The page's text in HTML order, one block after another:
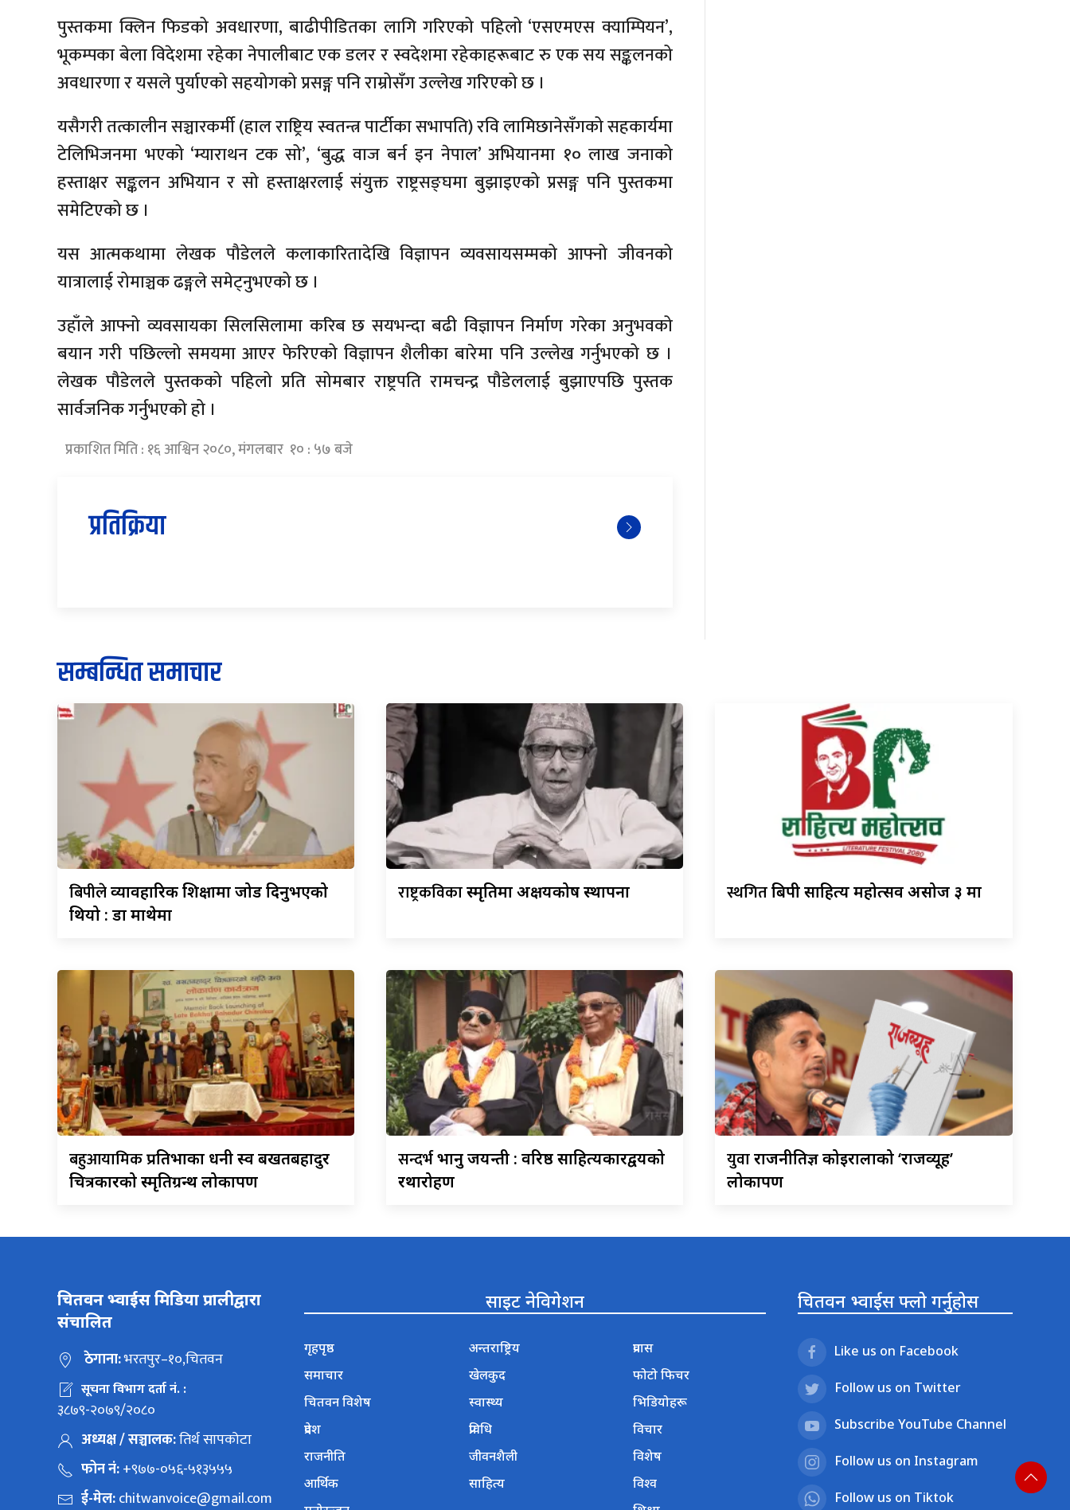
पुस्तकमा क्लिन फिडको अवधारणा, बाढीपीडितका लागि गरिएको पहिलो ‘एसएमएस क्याम्पियन’,
भूकम्पका बेला विदेशमा रहेका नेपालीबाट एक डलर र स्वदेशमा रहेकाहरूबाट रु एक सय सङ्कलनको
अवधारणा र यसले पुर्याएको सहयोगको प्रसङ्ग पनि राम्रोसँग उल्लेख गरिएको छ ।
यसैगरी तत्कालीन सञ्चारकर्मी (हाल राष्ट्रिय स्वतन्त्र पार्टीका सभापति) रवि लामिछानेसँगको सहकार्यमा
टेलिभिजनमा भएको ‘म्याराथन टक सो’, ‘बुद्ध वाज बर्न इन नेपाल’ अभियानमा १० लाख जनाको
हस्ताक्षर सङ्कलन अभियान र सो हस्ताक्षरलाई संयुक्त राष्ट्रसङ्घमा बुझाइएको प्रसङ्ग पनि पुस्तकमा
समेटिएको छ ।
यस आत्मकथामा लेखक पौडेलले कलाकारितादेखि विज्ञापन व्यवसायसम्मको आफ्नो जीवनको
यात्रालाई रोमाञ्चक ढङ्गले समेट्नुभएको छ ।
उहाँले आफ्नो व्यवसायका सिलसिलामा करिब छ सयभन्दा बढी विज्ञापन निर्माण गरेका अनुभवको
बयान गरी पछिल्लो समयमा आएर फेरिएको विज्ञापन शैलीका बारेमा पनि उल्लेख गर्नुभएको छ ।
लेखक पौडेलले पुस्तकको पहिलो प्रति सोमबार राष्ट्रपति रामचन्द्र पौडेललाई बुझाएपछि पुस्तक
सार्वजनिक गर्नुभएको हो ।
प्रकाशित मिति : १६ आश्विन २०८०, मंगलबार १० : ५७ बजे
प्रतिक्रिया
सम्बन्धित समाचार
बिपीलेव्यावहारिक शिक्षामा जोड दिनुभएको
थियो : डा माथेमा
राष्ट्रकविकास्मृतिमा अक्षयकोष स्थापना स्थगितबिपी साहित्य महोत्सव असोज ३ मा
बहुआयामिकप्रतिभाका धनी स्व बखतबहादुर
चित्रकारको स्मृतिग्रन्थ लोकार्पण
सन्दर्भभानु जयन्ती : वरिष्ठ साहित्यकारद्वयको
रथारोहण
युवाराजनीतिज्ञ कोइरालाको ‘राजव्यूह’
लोकार्पण
चितवन भ्वाईस मिडिया प्रालीद्वारा
संचालित
ठेगाना:भरतपुर–१०,चितवन
सूचना विभाग दर्ता नं. :
३८७९-२०७९/२०८०
अध्यक्ष / सञ्चालक:तिर्थ सापकोटा
फोन नं:+९७७-०५६-५१३५५५
ई-मेल:chitwanvoice@gmail.com
साइट नेविगेशन
गृहपृष्ठ
समाचार
चितवन विशेष
प्रदेश
राजनीति
आर्थिक
अन्तराष्ट्रिय
खेलकुद
स्वास्थ्य
प्रविधि
जीवनशैली
साहित्य
प्रवास
फोटो फिचर
भिडियोहरू
विचार
विशेष
विश्व
चितवन भ्वाईस फ्लो गर्नुहोस
Like us on Facebook
Follow us on Twitter
Subscribe YouTube Channel
Follow us on Instagram
Follow us on Tiktok